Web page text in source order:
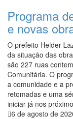
Programa
e novas
O prefeito Helder
da situação das
são 227 ruas
Comunitária. O
a comunidade e a
retomadas e uma
iniciar já nos
6 de agosto de